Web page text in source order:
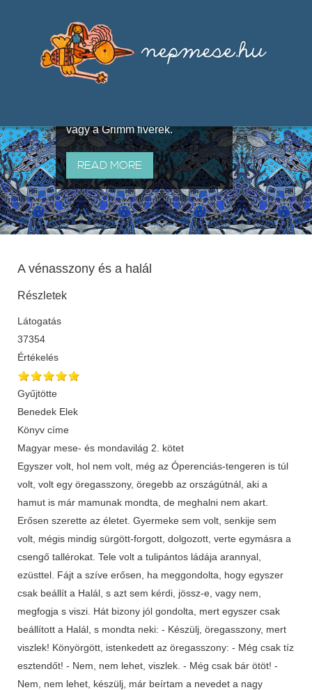
útján terjedő elbeszélésekből,
melyeket olyan ismert gyűjtők
állítottak össze, mint Benedek
vagy a Grimm fivérek.
READ MORE
A vénasszony és a halál
Részletek
Látogatás
37354
Értékelés
Gyűjtötte
Benedek Elek
Könyv címe
Magyar mese- és mondavilág 2. kötet
Egyszer volt, hol nem volt, még az Óperenciás-tengeren is túl
volt, volt egy öregasszony, öregebb az országútnál, aki a
hamut is már mamunak mondta, de meghalni nem akart.
Erősen szerette az életet. Gyermeke sem volt, senkije sem
volt, mégis mindig sürgött-forgott, dolgozott, verte egymásra a
csengő tallérokat. Tele volt a tulipántos ládája arannyal,
ezüsttel. Fájt a szíve erősen, ha meggondolta, hogy egyszer
csak beállít a Halál, s azt sem kérdi, jössz-e, vagy nem,
megfogja s viszi. Hát bizony jól gondolta, mert egyszer csak
beállított a Halál, s mondta neki: - Készülj, öregasszony, mert
viszlek! Könyörgött, istenkedett az öregasszony: - Még csak tíz
esztendőt! - Nem, nem lehet, viszlek. - Még csak bár ötöt! -
Nem, nem lehet, készülj, már beírtam a nevedet a nagy